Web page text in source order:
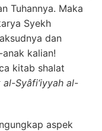
Tuhannya. Maka
Syekh
dan
kalian!
kitab shalat
al-Syâfi‘iyyah al-
aspek